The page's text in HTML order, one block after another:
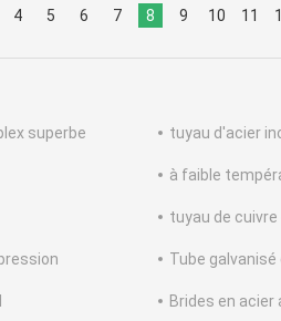
4 5 6 7 8 9 10 11
superbe tuyau d'acier
à faible
tuyau de cuivre
Tube
Brides en acier